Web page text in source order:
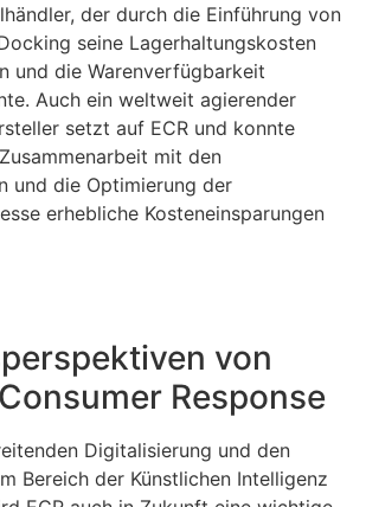
der durch die Einführung von
seine Lagerhaltungskosten
und die Warenverfügbarkeit
Auch ein weltweit agierender
setzt auf ECR und konnte
mit den
und die Optimierung der
erhebliche Kosteneinsparungen
von
Response
Digitalisierung und den
Bereich der Künstlichen Intelligenz